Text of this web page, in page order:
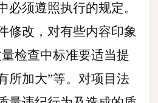
必须遵照执行的规定。
修改，对有些内容印象
检查中标准要适当提
所加大”等。对项目法